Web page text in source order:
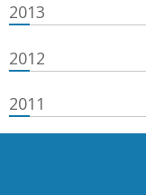
2013
2012
2011